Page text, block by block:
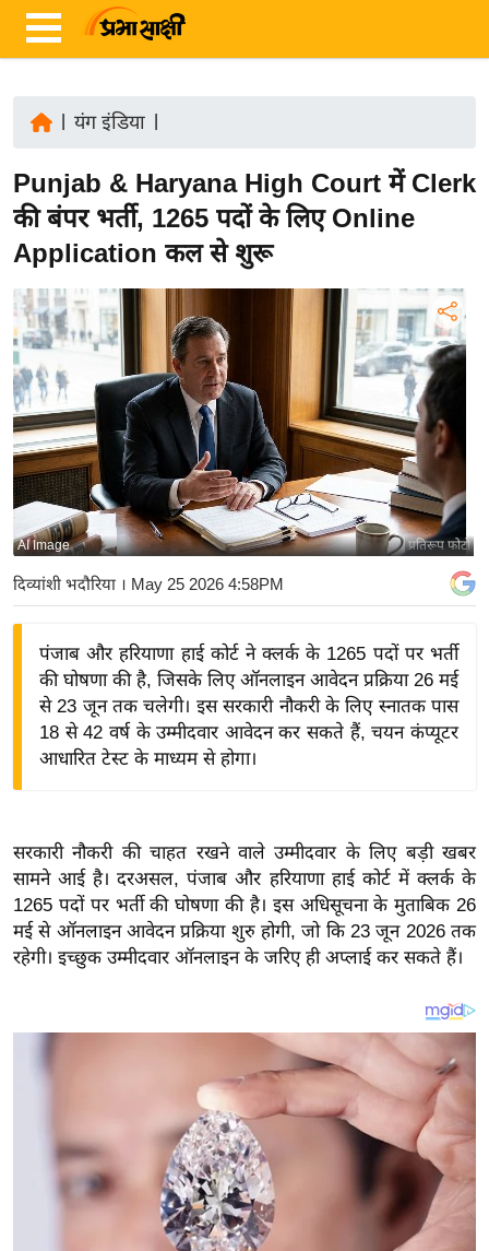
ज़ा
ख
ब
र
रा
ष्ट्री
य
अं
त
र्रा
ष्ट्री
बि
ज़
ने
द्यो
वि
शे
ष
ज्ञ
रा
यंग इंडिया
Punjab & Haryana High Court में Clerk
की बंपर भर्ती, 1265 पदों के लिए Online
Application कल से शुरू
प्रतिरूप फोटो
AI Image
दिव्यांशी भदौरिया । May 25 2026 4:58PM
पंजाब और हरियाणा हाई कोर्ट ने क्लर्क के 1265 पदों पर भर्ती
की घोषणा की है, जिसके लिए ऑनलाइन आवेदन प्रक्रिया 26 मई
से 23 जून तक चलेगी। इस सरकारी नौकरी के लिए स्नातक पास
18 से 42 वर्ष के उम्मीदवार आवेदन कर सकते हैं, चयन कंप्यूटर
आधारित टेस्ट के माध्यम से होगा।
सरकारी नौकरी की चाहत रखने वाले उम्मीदवार के लिए बड़ी खबर
सामने आई है। दरअसल, पंजाब और हरियाणा हाई कोर्ट में क्लर्क के
1265 पदों पर भर्ती की घोषणा की है। इस अधिसूचना के मुताबिक 26
मई से ऑनलाइन आवेदन प्रक्रिया शुरु होगी, जो कि 23 जून 2026 तक
रहेगी। इच्छुक उम्मीदवार ऑनलाइन के जरिए ही अप्लाई कर सकते हैं।